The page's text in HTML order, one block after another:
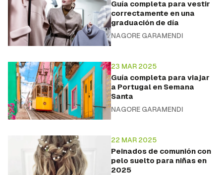
Guía completa para vestir
correctamente en una
graduación de día
NAGORE GARAMENDI
23 MAR 2025
Guía completa para viajar
a Portugal en Semana
Santa
NAGORE GARAMENDI
22 MAR 2025
Peinados de comunión con
pelo suelto para niñas en
2025